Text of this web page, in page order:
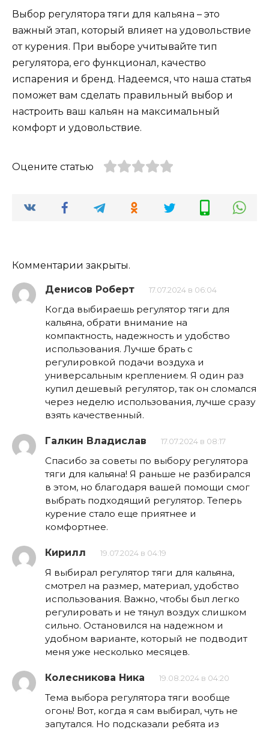
Выбор регулятора тяги для кальяна – это
важный этап, который влияет на удовольствие
от курения. При выборе учитывайте тип
регулятора, его функционал, качество
испарения и бренд. Надеемся, что наша статья
поможет вам сделать правильный выбор и
настроить ваш кальян на максимальный
комфорт и удовольствие.
Оцените статью
Комментарии закрыты.
Денисов Роберт 17.07.2024 в 06:04
Когда выбираешь регулятор тяги для
кальяна, обрати внимание на
компактность, надежность и удобство
использования. Лучше брать с
регулировкой подачи воздуха и
универсальным креплением. Я один раз
купил дешевый регулятор, так он сломался
через неделю использования, лучше сразу
взять качественный.
Галкин Владислав 17.07.2024 в 08:17
Спасибо за советы по выбору регулятора
тяги для кальяна! Я раньше не разбирался
в этом, но благодаря вашей помощи смог
выбрать подходящий регулятор. Теперь
курение стало еще приятнее и
комфортнее.
Кирилл 19.07.2024 в 04:19
Я выбирал регулятор тяги для кальяна,
смотрел на размер, материал, удобство
использования. Важно, чтобы был легко
регулировать и не тянул воздух слишком
сильно. Остановился на надежном и
удобном варианте, который не подводит
меня уже несколько месяцев.
Колесникова Ника 19.08.2024 в 04:20
Тема выбора регулятора тяги вообще
огонь! Вот, когда я сам выбирал, чуть не
запутался. Но подсказали ребята из